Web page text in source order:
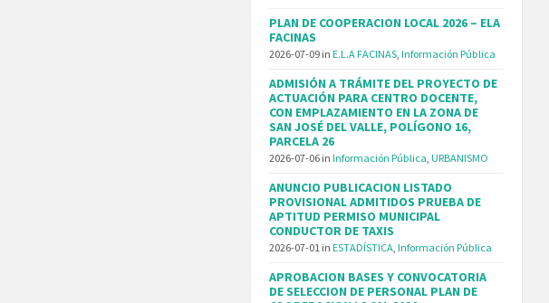
PLAN DE COOPERACION LOCAL 2026 – ELA
FACINAS
2026-07-09 inE.L.A FACINAS ,Información Pública
ADMISIÓN A TRÁMITE DEL PROYECTO DE
ACTUACIÓN PARA CENTRO DOCENTE,
CON EMPLAZAMIENTO EN LA ZONA DE
SAN JOSÉ DEL VALLE, POLÍGONO 16,
PARCELA 26
2026-07-06 inInformación Pública ,URBANISMO
ANUNCIO PUBLICACION LISTADO
PROVISIONAL ADMITIDOS PRUEBA DE
APTITUD PERMISO MUNICIPAL
CONDUCTOR DE TAXIS
2026-07-01 inESTADÍSTICA ,Información Pública
APROBACION BASES Y CONVOCATORIA
DE SELECCION DE PERSONAL PLAN DE